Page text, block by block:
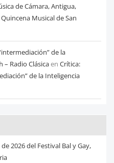
de Cámara, Antigua,
Musical de San
de la
Radio Clásicaen Crítica:
de la Inteligencia
2026 del Festival Bal y Gay,